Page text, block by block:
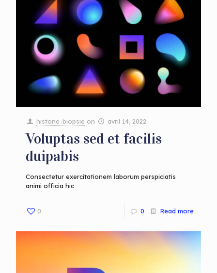
histone-biopsie on avril 14, 2022
Voluptas sed et facilis
duipabis
Consectetur exercitationem laborum perspiciatis
animi officia hic
0 0 Read more